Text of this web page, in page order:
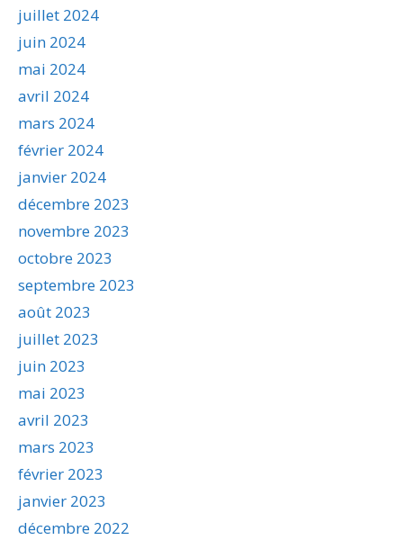
juillet 2024
juin 2024
mai 2024
avril 2024
mars 2024
février 2024
janvier 2024
décembre 2023
novembre 2023
octobre 2023
septembre 2023
août 2023
juillet 2023
juin 2023
mai 2023
avril 2023
mars 2023
février 2023
janvier 2023
décembre 2022